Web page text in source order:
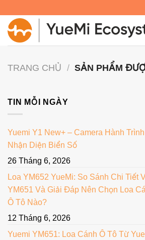
qua
nội
dung
TRANG CHỦ / SẢN PHẨM
TIN MỖI NGÀY
Yuemi Y1 New+ – Camera Hành Trình
Nhận Diện Biển Số
26 Tháng 6, 2026
Loa YM652 YueMi: So Sánh Chi Tiết
YM651 Và Giải Đáp Nên Chọn Loa
Ô Tô Nào?
12 Tháng 6, 2026
Yuemi YM651: Loa Cánh Ô Tô Từ